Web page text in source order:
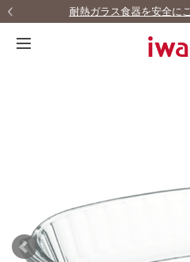
耐熱ガラス食器を安全に